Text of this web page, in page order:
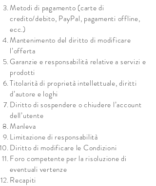
​Metodi di pagamento (carte di
credito/debito, PayPal, pagamenti offline,
ecc.)
Mantenimento del diritto di modificare
l’offerta
Garanzie e responsabilità relative a servizi e
prodotti
Titolarità di proprietà intellettuale, diritti
d’autore e loghi
Diritto di sospendere o chiudere l’account
dell’utente
Manleva
Limitazione di responsabilità
Diritto di modificare le Condizioni
Foro competente per la risoluzione di
eventuali vertenze
Recapiti